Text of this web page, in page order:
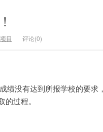
目 评论(0)
绩没有达到所报学校的要
过程。